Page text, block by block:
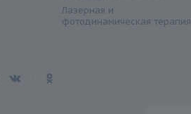
Лазерная и
фотодинамическая терапия